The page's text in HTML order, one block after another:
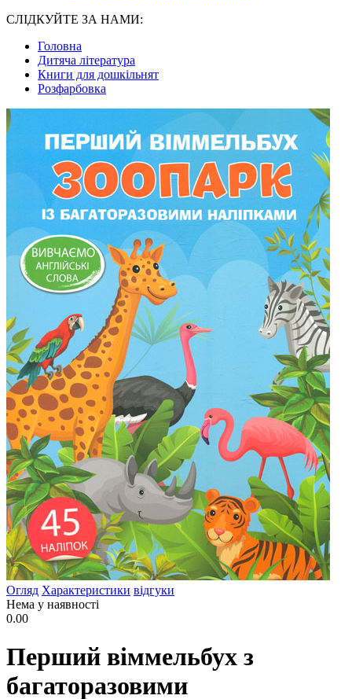
СЛІДКУЙТЕ ЗА НАМИ:
Головна
Дитяча література
Книги для дошкільнят
Розфарбовка
Огляд Характеристики відгуки
Нема у наявності
0.00
Перший віммельбух з
багаторазовими